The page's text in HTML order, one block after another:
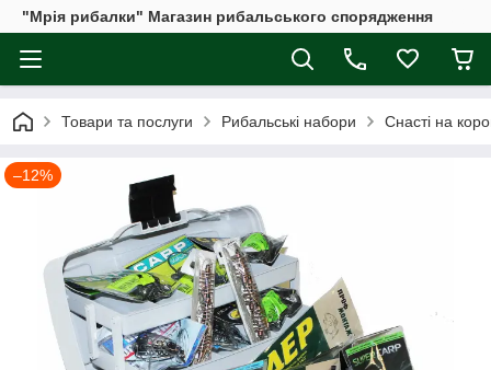
"Мрія рибалки" Магазин рибальського спорядження
Товари та послуги Рибальські набори Снасті на
–12%